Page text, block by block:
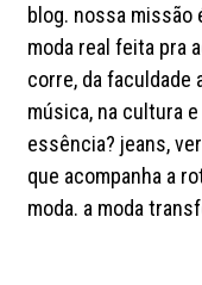
blog. nossa
moda real feita pra
corre, da faculdade
música, na cultura
essência? jeans,
que acompanha a
moda. a moda